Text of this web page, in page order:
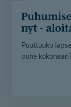
Puhumisen tukea lapsellesi? Varaa
nyt -
Puuttuuko
puhe kokonaan?